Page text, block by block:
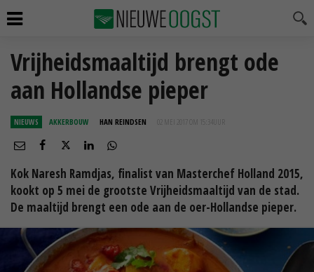
Vrijheidsmaaltijd brengt ode
aan Hollandse pieper
NIEUWS AKKERBOUW HAN REINDSEN 02 MEI 2017 OM 15:34
Kok Naresh Ramdjas, finalist van Masterchef Holland 2015,
kookt op 5 mei de grootste Vrijheidsmaaltijd van de stad.
De maaltijd brengt een ode aan de oer-Hollandse pieper.